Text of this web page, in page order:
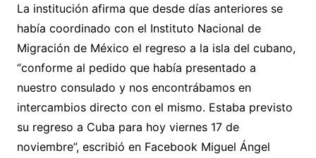
La institución afirma que desde días anteriores se
había coordinado con el Instituto Nacional de
Migración de México el regreso a la isla del cubano,
“conforme al pedido que había presentado a
nuestro consulado y nos encontrábamos en
intercambios directo con el mismo. Estaba previsto
su regreso a Cuba para hoy viernes 17 de
noviembre”, escribió en Facebook Miguel Ángel